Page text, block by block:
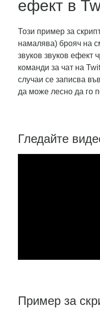
ефект в
Този пример за
намалява) брояч на
звуков звуков ефект
команди за чат на
случаи се записва
да може лесно да го
Гледайте
Пример за